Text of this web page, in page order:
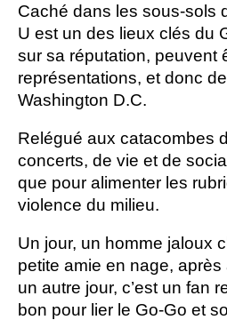
Caché dans les sous-sols
U est un des lieux clés du
sur sa réputation, peuvent
représentations, et donc
Washington D.C.
Relégué aux catacombes
concerts, de vie et de
que pour alimenter les
violence du milieu.
Un jour, un homme jaloux
petite amie en nage,
un autre jour, c’est un fan
bon pour lier le Go-Go et